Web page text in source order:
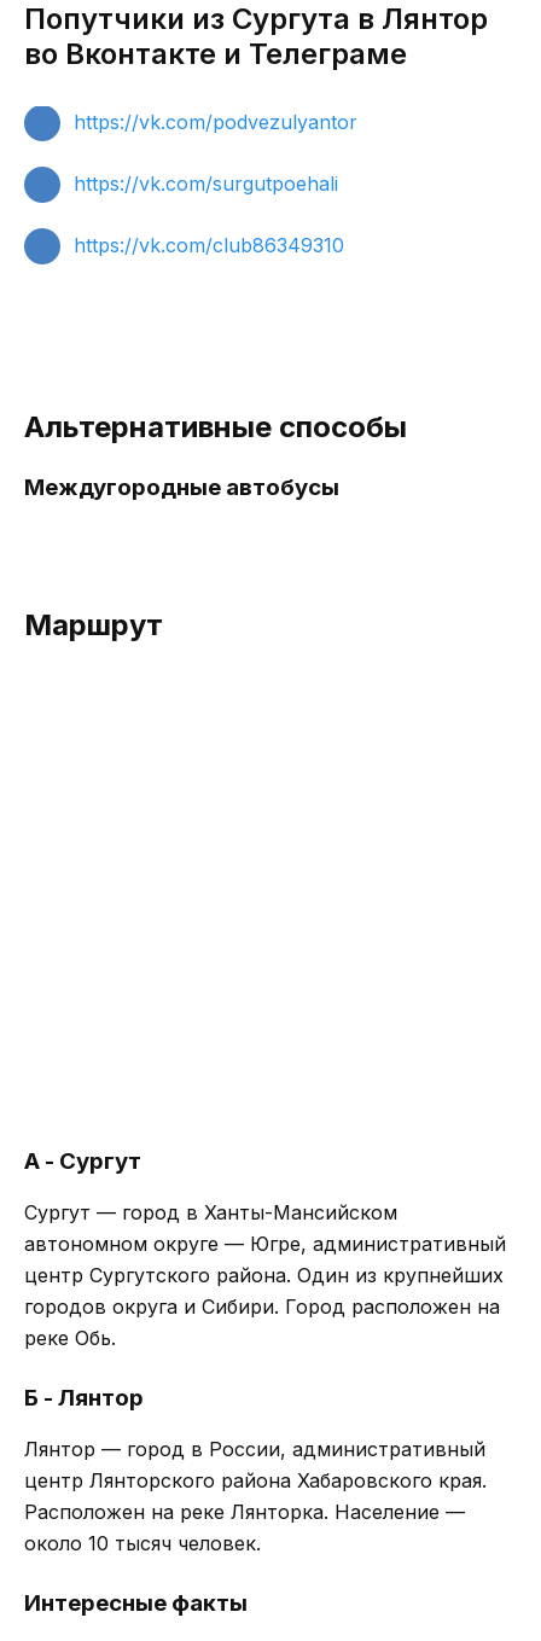
Попутчики из Сургута в Лянтор
во Вконтакте и Телеграме
https://vk.com/podvezulyantor
https://vk.com/surgutpoehali
https://vk.com/club86349310
Альтернативные способы
Междугородные автобусы
Маршрут
А - Сургут
Сургут — город в Ханты-Мансийском
автономном округе — Югре, административный
центр Сургутского района. Один из крупнейших
городов округа и Сибири. Город расположен на
реке Обь.
Б - Лянтор
Лянтор — город в России, административный
центр Лянторского района Хабаровского края.
Расположен на реке Лянторка. Население —
около 10 тысяч человек.
Интересные факты